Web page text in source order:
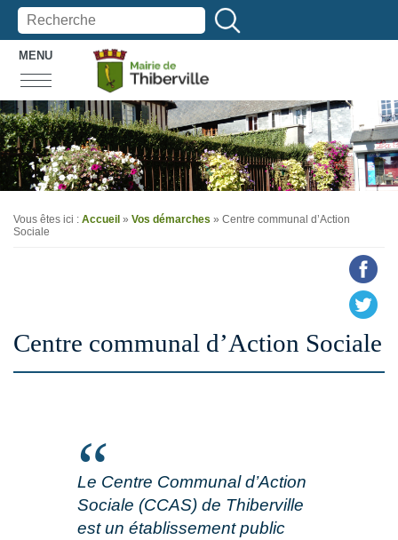
MENU
Vous êtes ici : Accueil » Vos démarches » Centre communal d’Action
Sociale
Centre communal d’Action Sociale
Le Centre Communal d’Action
Sociale (CCAS) de Thiberville
est un établissement public